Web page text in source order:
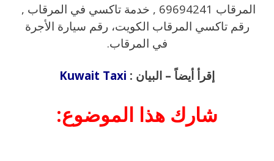
المرقاب 69694241 , خدمة تاكسي في المرقاب ,
رقم تاكسي المرقاب الكويت، رقم سيارة الأجرة
في المرقاب.
إقرأ أيضاً – البيان : Kuwait Taxi
شارك هذا الموضوع: